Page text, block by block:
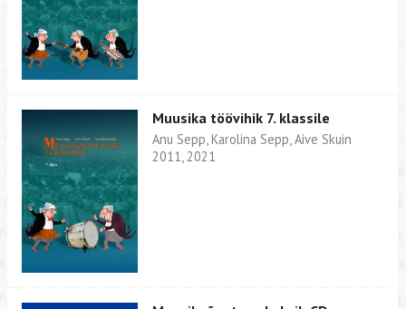
Muusika töövihik 7. klassile
Anu Sepp, Karolina Sepp, Aive Skuin
2011, 2021